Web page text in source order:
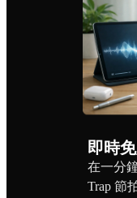
即時
在一分
Trap 節